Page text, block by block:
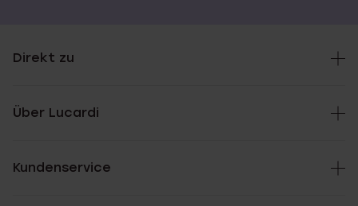
Direkt zu
Über Lucardi
Kundenservice